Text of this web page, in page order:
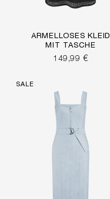
ÄRMELLOSES KLEID
MIT TASCHE
149,99 €
SALE